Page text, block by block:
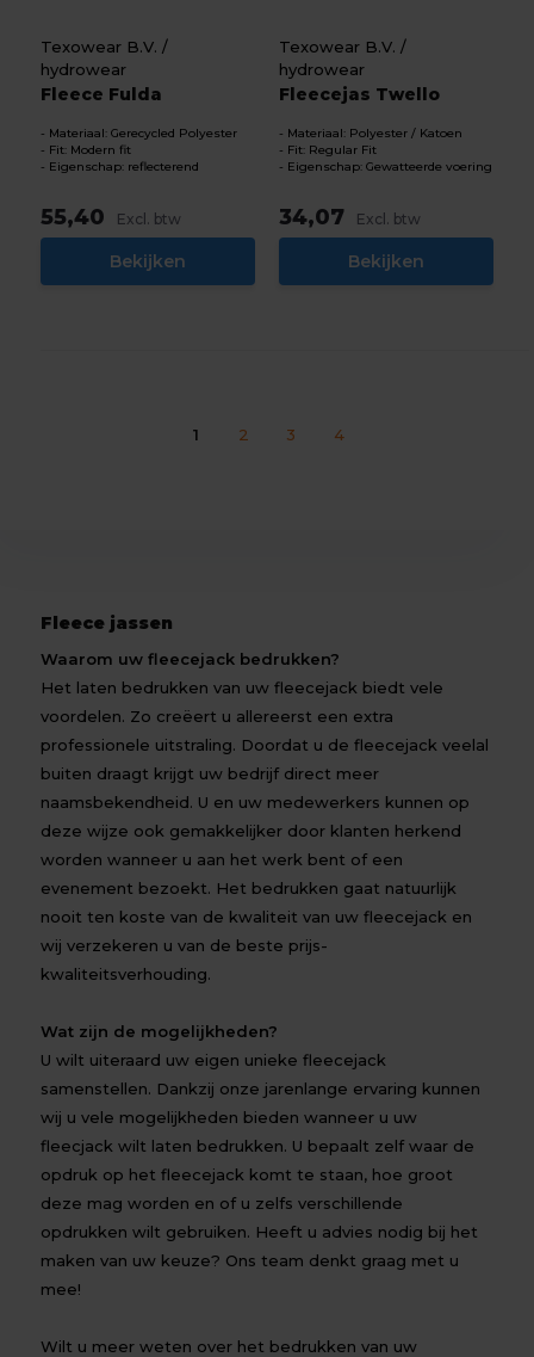
Texowear B.V. /
hydrowear
Fleece Fulda
Materiaal: Gerecycled Polyester
Fit: Modern fit
Eigenschap: reflecterend
55,40 Excl. btw
Bekijken
Texowear B.V. /
hydrowear
Fleecejas Twello
Materiaal: Polyester / Katoen
Fit: Regular Fit
Eigenschap: Gewatteerde voering
34,07 Excl. btw
Bekijken
1 2 3 4
Fleece jassen
Waarom uw fleecejack bedrukken?
Het laten bedrukken van uw fleecejack biedt vele
voordelen. Zo creëert u allereerst een extra
professionele uitstraling. Doordat u de fleecejack veelal
buiten draagt krijgt uw bedrijf direct meer
naamsbekendheid. U en uw medewerkers kunnen op
deze wijze ook gemakkelijker door klanten herkend
worden wanneer u aan het werk bent of een
evenement bezoekt. Het bedrukken gaat natuurlijk
nooit ten koste van de kwaliteit van uw fleecejack en
wij verzekeren u van de beste prijs-
kwaliteitsverhouding.
Wat zijn de mogelijkheden?
U wilt uiteraard uw eigen unieke fleecejack
samenstellen. Dankzij onze jarenlange ervaring kunnen
wij u vele mogelijkheden bieden wanneer u uw
fleecjack wilt laten bedrukken. U bepaalt zelf waar de
opdruk op het fleecejack komt te staan, hoe groot
deze mag worden en of u zelfs verschillende
opdrukken wilt gebruiken. Heeft u advies nodig bij het
maken van uw keuze? Ons team denkt graag met u
mee!
Wilt u meer weten over het bedrukken van uw